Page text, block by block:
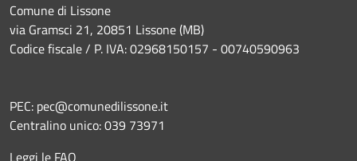
Comune di Lissone
via Gramsci 21, 20851 Lissone (MB)
Codice fiscale / P. IVA: 02968150157 - 00740590963
PEC: pec@comunedilissone.it
Centralino unico:039 73971
Leggi le FAQ